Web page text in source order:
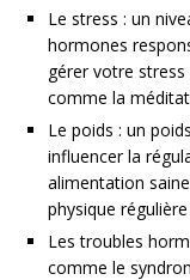
Le stress : un
hormones
gérer votre
comme la
Le poids : un
influencer la
alimentation
physique
Les troubles
comme le